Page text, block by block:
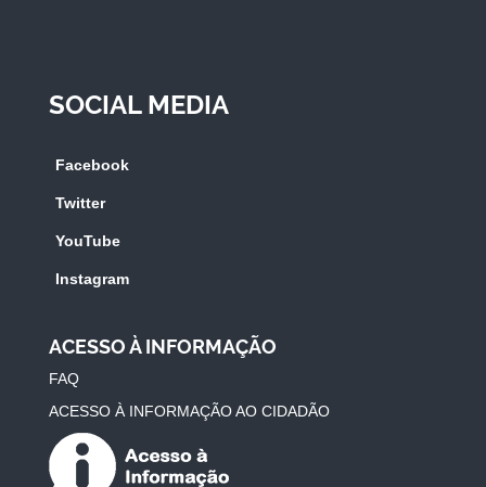
SOCIAL MEDIA
Facebook
Twitter
YouTube
Instagram
ACESSO À INFORMAÇÃO
FAQ
ACESSO À INFORMAÇÃO AO CIDADÃO